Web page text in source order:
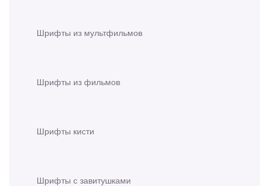
Шрифты из мультфильмов
Шрифты из фильмов
Шрифты кисти
Шрифты с завитушками